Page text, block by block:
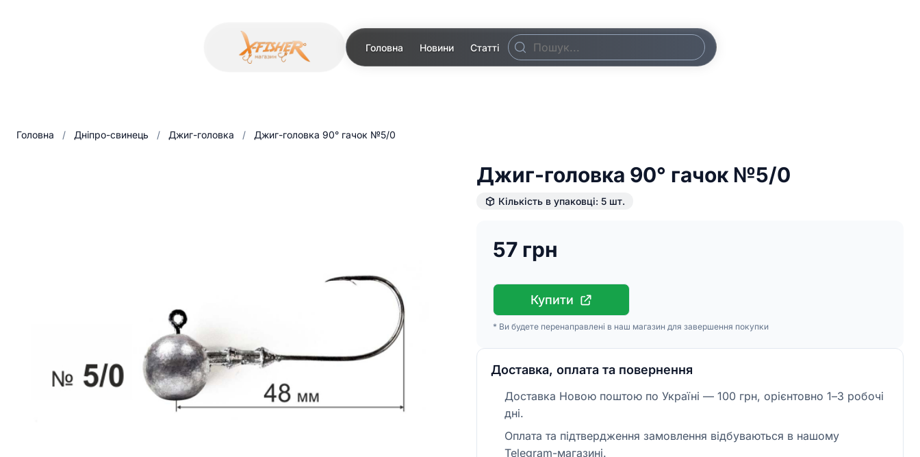
Головна Новини Статті
Головна / Дніпро-свинець / Джиг-головка / Джиг-головка 90° гачок №5/0
Джиг-головка 90° гачок №5/0
Кількість в упаковці: 5 шт.
57 грн
Купити
* Ви будете перенаправлені в наш магазин для завершення покупки
Доставка, оплата та повернення
Доставка Новою поштою по Україні — 100 грн, орієнтовно 1–3 робочі
дні.
Оплата та підтвердження замовлення відбуваються в нашому
Telegram-магазині.